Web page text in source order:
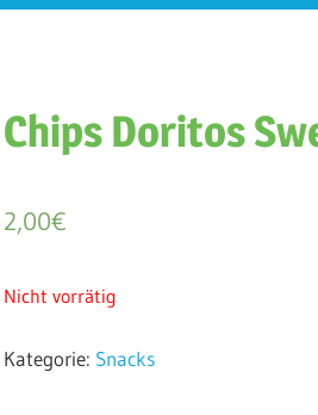
Chips Doritos
2,00€
Nicht vorrätig
Kategorie: Snacks